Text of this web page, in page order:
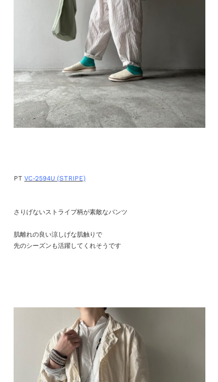
PT VC-2594U (STRIPE)
さりげないストライプ柄が素敵なパンツ
肌離れの良い涼しげな肌触りで
先のシーズンも活躍してくれそうです